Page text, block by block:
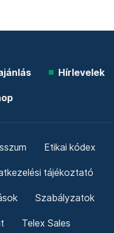
Hírlevelek
Etikai kódex
tájékoztató
Szabályzatok
Telex Sales